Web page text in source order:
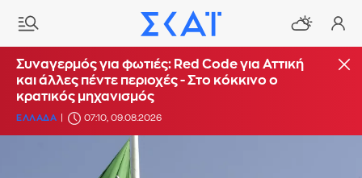
Συναγερμός για φωτιές: Red Code για Αττική
και άλλες πέντε περιοχές - Στο κόκκινο ο
κρατικός μηχανισμός
ΕΛΛΑΔΑ 07:10, 09.08.2026